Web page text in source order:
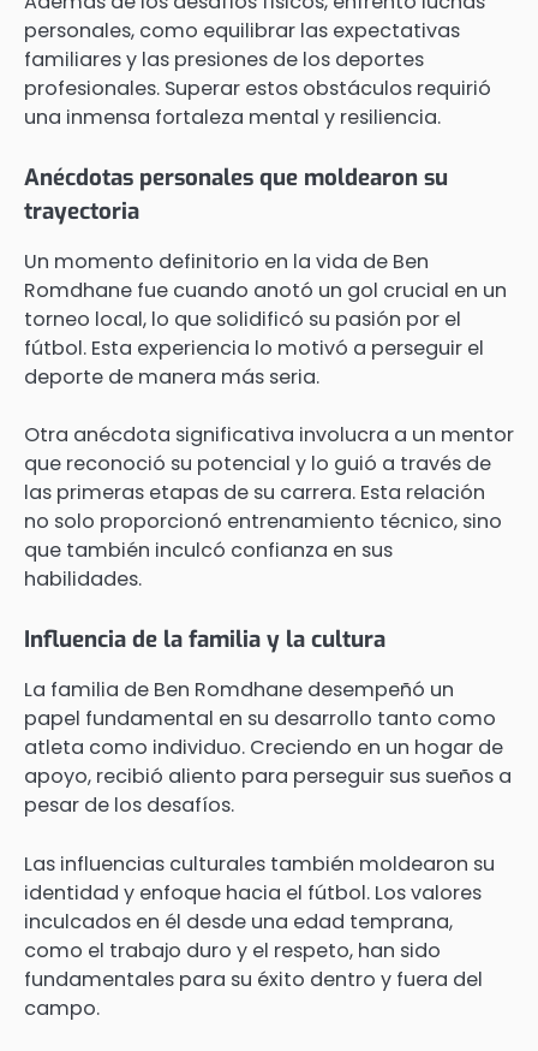
personales, como equilibrar las expectativas
familiares y las presiones de los deportes
profesionales. Superar estos obstáculos requirió
una inmensa fortaleza mental y resiliencia.
Anécdotas personales que moldearon su
trayectoria
Un momento definitorio en la vida de Ben
Romdhane fue cuando anotó un gol crucial en un
torneo local, lo que solidificó su pasión por el
fútbol. Esta experiencia lo motivó a perseguir el
deporte de manera más seria.
Otra anécdota significativa involucra a un mentor
que reconoció su potencial y lo guió a través de
las primeras etapas de su carrera. Esta relación
no solo proporcionó entrenamiento técnico, sino
que también inculcó confianza en sus
habilidades.
Influencia de la familia y la cultura
La familia de Ben Romdhane desempeñó un
papel fundamental en su desarrollo tanto como
atleta como individuo. Creciendo en un hogar de
apoyo, recibió aliento para perseguir sus sueños a
pesar de los desafíos.
Las influencias culturales también moldearon su
identidad y enfoque hacia el fútbol. Los valores
inculcados en él desde una edad temprana,
como el trabajo duro y el respeto, han sido
fundamentales para su éxito dentro y fuera del
campo.